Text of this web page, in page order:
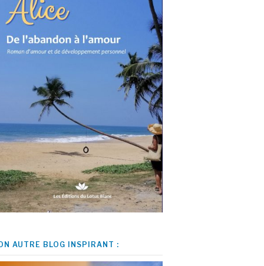
AUTRE BLOG INSPIRANT :